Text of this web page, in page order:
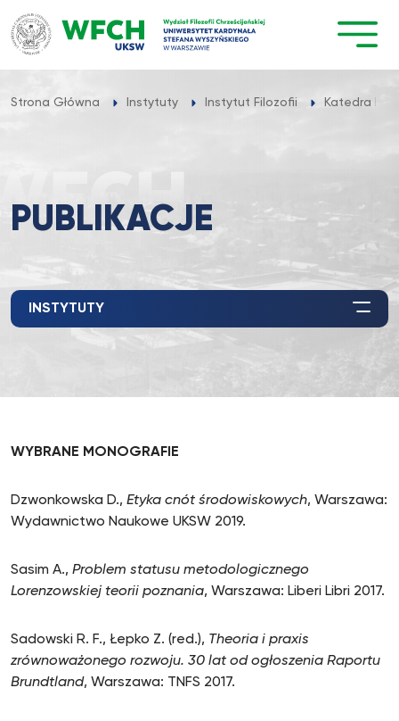
Przejdź
do
treści
Strona Główna Instytuty Instytut Filozofii Katedra
PUBLIKACJE
INSTYTUTY
WYBRANE MONOGRAFIE
Dzwonkowska D., Etyka cnót środowiskowych, Warszawa:
Wydawnictwo Naukowe UKSW 2019.
Sasim A., Problem statusu metodologicznego
Lorenzowskiej teorii poznania, Warszawa: Liberi Libri 2017.
Sadowski R. F., Łepko Z. (red.), Theoria i praxis
zrównoważonego rozwoju. 30 lat od ogłoszenia Raportu
Brundtland, Warszawa: TNFS 2017.